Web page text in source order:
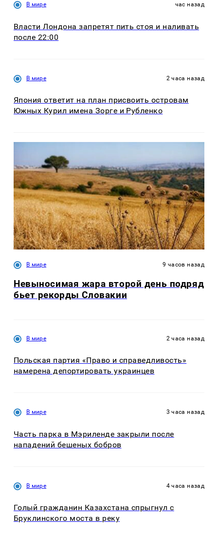
В мире час назад
Власти Лондона запретят пить стоя и наливать
после 22:00
В мире 2 часа назад
Япония ответит на план присвоить островам
Южных Курил имена Зорге и Рубленко
В мире 9 часов назад
Невыносимая жара второй день подряд
бьет рекорды Словакии
В мире 2 часа назад
Польская партия «Право и справедливость»
намерена депортировать украинцев
В мире 3 часа назад
Часть парка в Мэриленде закрыли после
нападений бешеных бобров
В мире 4 часа назад
Голый гражданин Казахстана спрыгнул с
Бруклинского моста в реку